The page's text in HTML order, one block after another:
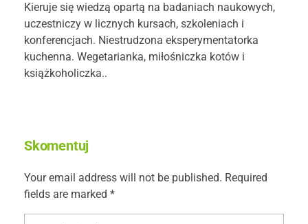
Kieruje się wiedzą opartą na badaniach naukowych,
uczestniczy w licznych kursach, szkoleniach i
konferencjach. Niestrudzona eksperymentatorka
kuchenna. Wegetarianka, miłośniczka kotów i
książkoholiczka..
Skomentuj
Your email address will not be published. Required
fields are marked *